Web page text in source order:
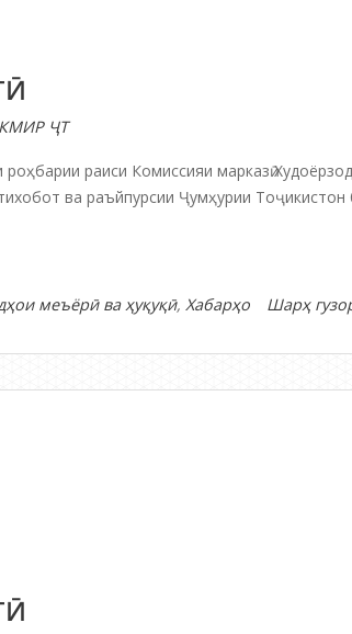
КМИР ҶТ
раиси Комиссияи марказӣ
ва раъйпурсии Ҷумҳурии Тоҷикистон
меъёрӣ ва ҳуқуқӣ, Хабарҳо Шарҳ